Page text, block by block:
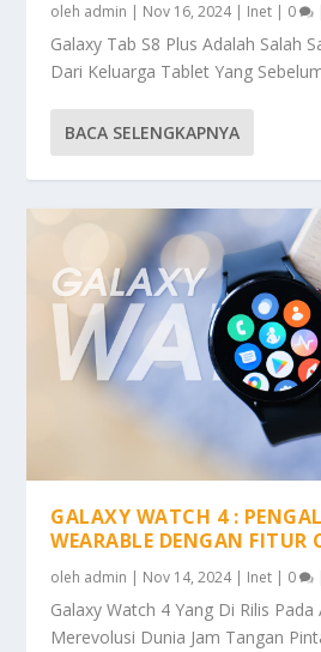
oleh admin Nov 16, 2024| Inet 0
Galaxy Tab S8 Plus Adalah Salah
Dari Keluarga Tablet Yang
BACA SELENGKAPNYA
GALAXY WATCH 4 :
WEARABLE DENGAN FITUR
oleh admin | Nov 14, 2024| Inet | 0
Galaxy Watch 4 Yang Di Rilis
Merevolusi Dunia Jam Tangan